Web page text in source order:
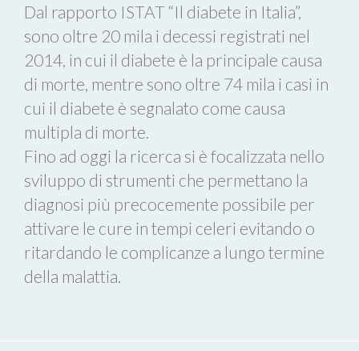
Dal rapporto ISTAT “Il diabete in Italia”,
sono oltre 20 mila i decessi registrati nel
2014, in cui il diabete è la principale causa
di morte, mentre sono oltre 74 mila i casi in
cui il diabete è segnalato come causa
multipla di morte.
Fino ad oggi la ricerca si è focalizzata nello
sviluppo di strumenti che permettano la
diagnosi più precocemente possibile per
attivare le cure in tempi celeri evitando o
ritardando le complicanze a lungo termine
della malattia.